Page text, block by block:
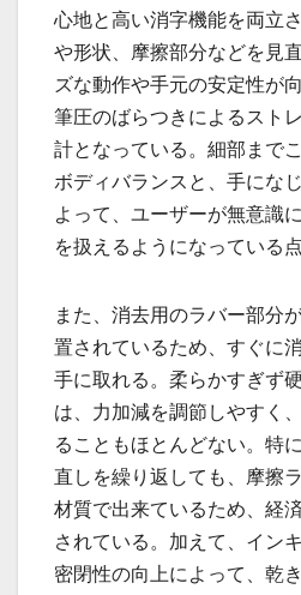
心地と高い消字機能を両立
や形状、摩擦部分などを見
ズな動作や手元の安定性が
筆圧のばらつきによるスト
計となっている。細部まで
ボディバランスと、手にな
よって、ユーザーが無意識
を扱えるようになっている
また、消去用のラバー部分
置されているため、すぐに
手に取れる。柔らかすぎず
は、力加減を調節しやすく
ることもほとんどない。特
直しを繰り返しても、摩擦
材質で出来ているため、経
されている。加えて、イン
密閉性の向上によって、乾